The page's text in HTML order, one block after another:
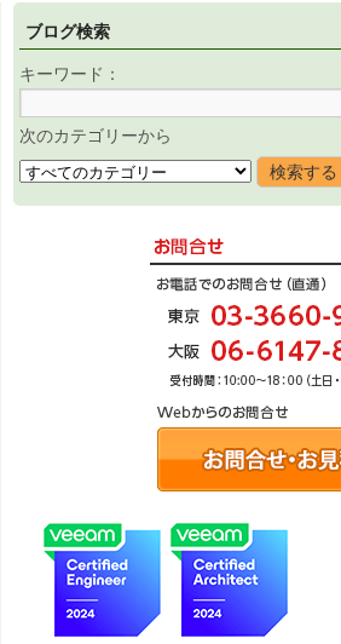
ブログ検索
キーワード：
次のカテゴリーから